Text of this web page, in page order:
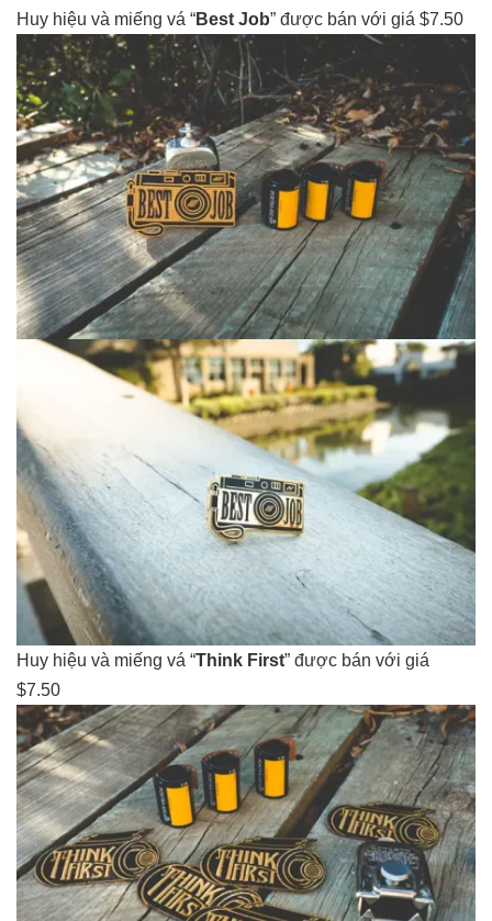
Huy hiệu và miếng vá “Best Job” được bán với giá $7.50
Huy hiệu và miếng vá “Think First” được bán với giá
$7.50